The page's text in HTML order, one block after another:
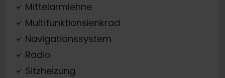
Mittelarmlehne
Multifunktionslenkrad
Navigationssystem
Radio
Sitzheizung